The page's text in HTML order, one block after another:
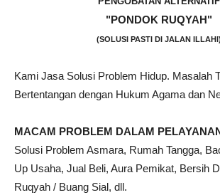
"PONDOK RUQYAH"
(SOLUSI PASTI DI JALAN ILLAHI)
Kami Jasa Solusi Problem Hidup. Masalah
Bertentangan dengan Hukum Agama dan
MACAM PROBLEM DALAM
Solusi Problem Asmara, Rumah Tangga,
Up Usaha, Jual Beli, Aura Pemikat, Bersih
Ruqyah / Buang Sial, dll.